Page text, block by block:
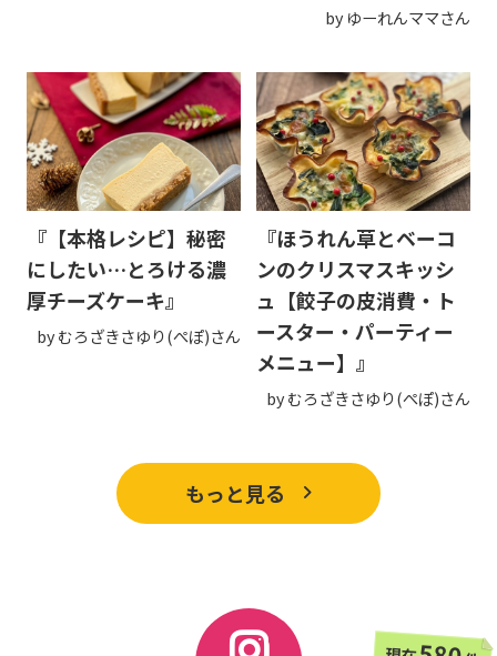
by ゆーれんママさん
『【本格レシピ】秘密
にしたい…とろける濃
厚チーズケーキ』
by むろざきさゆり(ぺぽ)さん
『ほうれん草とベーコ
ンのクリスマスキッシ
ュ【餃子の皮消費・ト
ースター・パーティー
メニュー】』
by むろざきさゆり(ぺぽ)さん
もっと見る